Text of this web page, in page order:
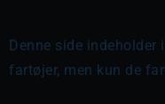
Denne side indeholder
fartøjer, men kun de